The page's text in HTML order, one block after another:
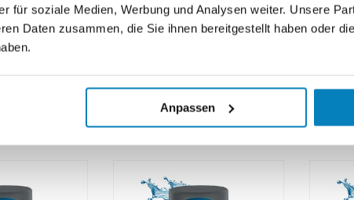
für soziale Medien, Werbung und Analysen weiter. Unsere
Daten zusammen, die Sie ihnen bereitgestellt haben oder
Anpassen
en
Das könnte Ihnen auch